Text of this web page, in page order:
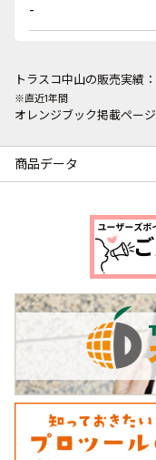
-
トラスコ中山の販売実績：
※直近1年間
オレンジブック掲載ペー
商品データ